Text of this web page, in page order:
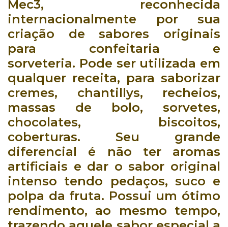
Mec3, reconhecida
internacionalmente por sua
criação de sabores originais
para confeitaria e
sorveteria. Pode ser utilizada em
qualquer receita, para saborizar
cremes, chantillys, recheios,
massas de bolo, sorvetes,
chocolates, biscoitos,
coberturas. Seu grande
diferencial é não ter aromas
artificiais e dar o sabor original
intenso tendo pedaços, suco e
polpa da fruta. Possui um ótimo
rendimento, ao mesmo tempo,